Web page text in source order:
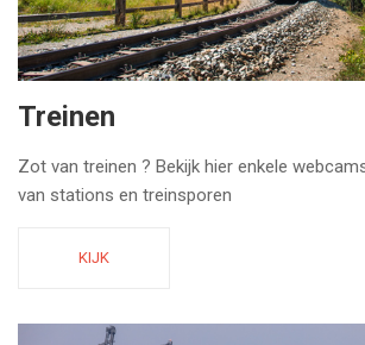
Treinen
Zot van treinen ? Bekijk hier enkele
van stations en treinsporen
KIJK